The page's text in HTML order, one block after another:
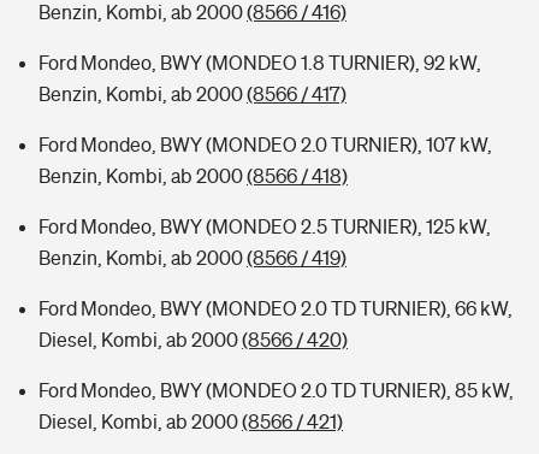
Benzin, Kombi, ab 2000(8566 / 416)
Ford Mondeo, BWY (MONDEO 1.8 TURNIER), 92 kW,
Benzin, Kombi, ab 2000(8566 / 417)
Ford Mondeo, BWY (MONDEO 2.0 TURNIER), 107 kW,
Benzin, Kombi, ab 2000(8566 / 418)
Ford Mondeo, BWY (MONDEO 2.5 TURNIER), 125 kW,
Benzin, Kombi, ab 2000(8566 / 419)
Ford Mondeo, BWY (MONDEO 2.0 TD TURNIER), 66 kW,
Diesel, Kombi, ab 2000(8566 / 420)
Ford Mondeo, BWY (MONDEO 2.0 TD TURNIER), 85 kW,
Diesel, Kombi, ab 2000(8566 / 421)